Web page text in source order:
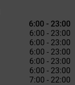
6:00 - 23:00
6:00 - 23:00
6:00 - 23:00
6:00 - 23:00
6:00 - 23:00
6:00 - 23:00
7:00 - 22:00